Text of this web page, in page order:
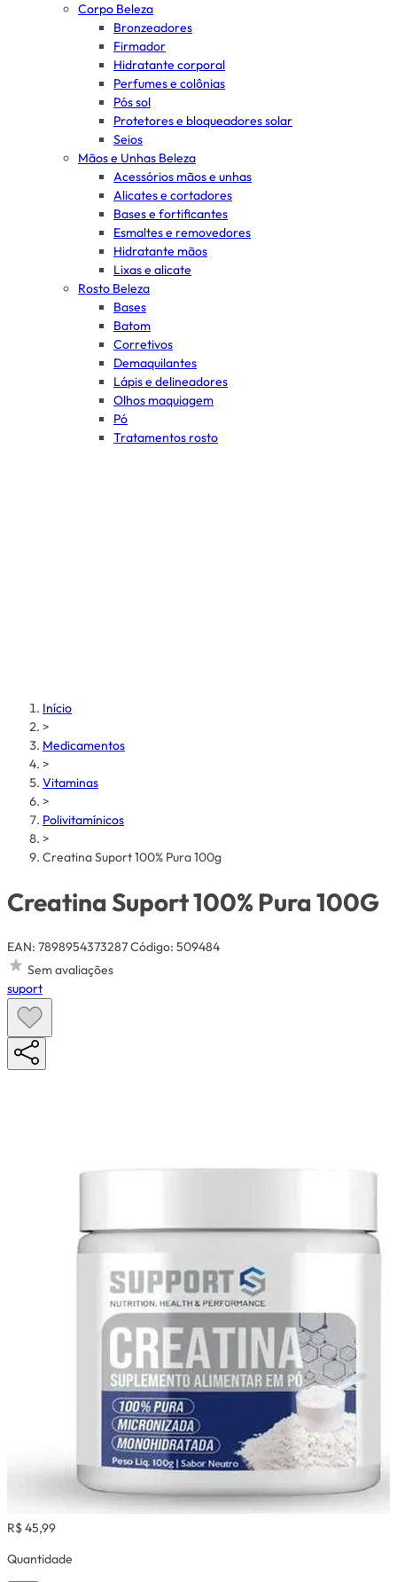
Corpo Beleza
Bronzeadores
Firmador
Hidratante corporal
Perfumes e colônias
Pós sol
Protetores e bloqueadores solar
Seios
Mãos e Unhas Beleza
Acessórios mãos e unhas
Alicates e cortadores
Bases e fortificantes
Esmaltes e removedores
Hidratante mãos
Lixas e alicate
Rosto Beleza
Bases
Batom
Corretivos
Demaquilantes
Lápis e delineadores
Olhos maquiagem
Pó
Tratamentos rosto
Início
>
Medicamentos
>
Vitaminas
>
Polivitamínicos
>
Creatina Suport 100% Pura 100g
Creatina Suport 100% Pura 100G
EAN: 7898954373287Código: 509484
Sem avaliações
suport
R$ 45,99
Quantidade